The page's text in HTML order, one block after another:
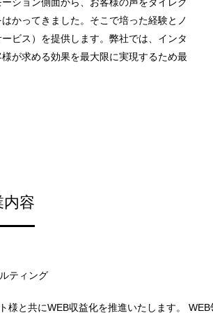
かってきました。そこで培った経験とノ
ビス）を提供します。弊社では、インタ
が求める効果を最大限に実現するため最
内容
ティング
様と共にWEB収益化を推進いたします。 WEB